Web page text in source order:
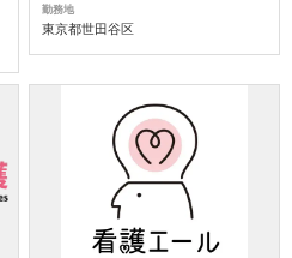
勤務地
東京都世田谷区